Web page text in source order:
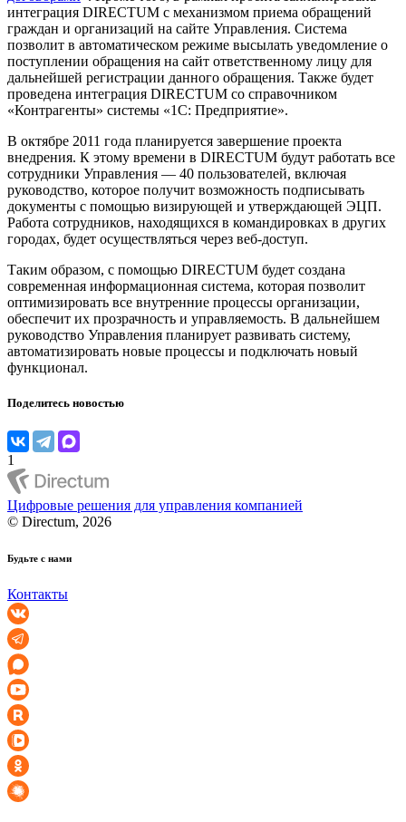
интеграция DIRECTUM с механизмом приема обращений
граждан и организаций на сайте Управления. Система
позволит в автоматическом режиме высылать уведомление о
поступлении обращения на сайт ответственному лицу для
дальнейшей регистрации данного обращения. Также будет
проведена интеграция DIRECTUM со справочником
«Контрагенты» системы «1С: Предприятие».
В октябре 2011 года планируется завершение проекта
внедрения. К этому времени в DIRECTUM будут работать все
сотрудники Управления — 40 пользователей, включая
руководство, которое получит возможность подписывать
документы с помощью визирующей и утверждающей ЭЦП.
Работа сотрудников, находящихся в командировках в других
городах, будет осуществляться через веб-доступ.
Таким образом, с помощью DIRECTUM будет создана
современная информационная система, которая позволит
оптимизировать все внутренние процессы организации,
обеспечит их прозрачность и управляемость. В дальнейшем
руководство Управления планирует развивать систему,
автоматизировать новые процессы и подключать новый
функционал.
Поделитесь новостью
1
Цифровые решения для управления компанией
© Directum, 2026
Будьте с нами
Контакты